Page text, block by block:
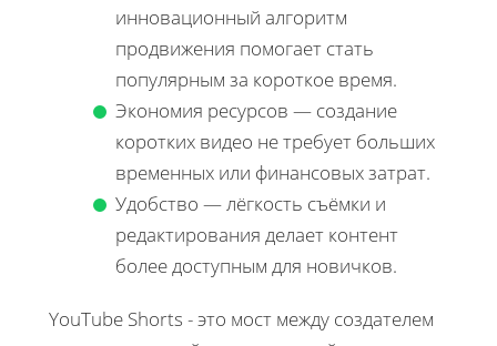
инновационный алгоритм
продвижения помогает стать
популярным за короткое время.
Экономия ресурсов — создание
коротких видео не требует больших
временных или финансовых затрат.
Удобство — лёгкость съёмки и
редактирования делает контент
более доступным для новичков.
YouTube Shorts - это мост между создателем